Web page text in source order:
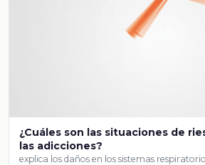
¿Cuáles son las situaciones de
las adicciones?
explica los daños en los sistemas